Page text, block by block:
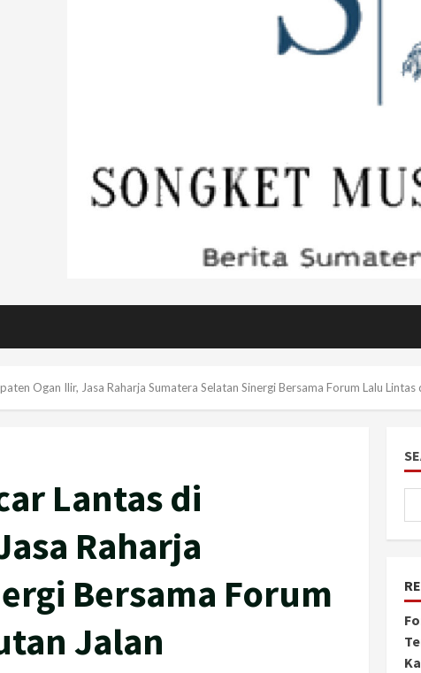
Ogan Ilir, Jasa Raharja Sumatera Selatan Sinergi Bersama Forum Lalu Lintas
Lantas di
Raharja
Bersama Forum
Jalan